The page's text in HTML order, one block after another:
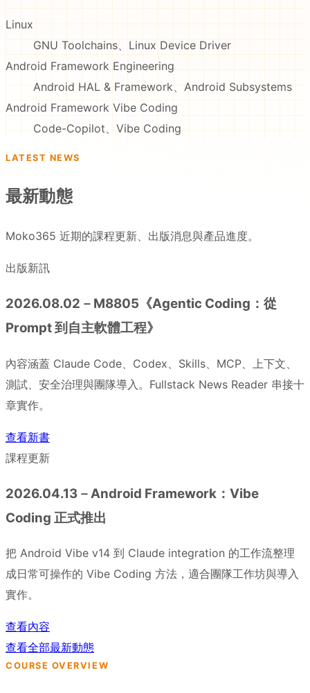
Linux
GNU Toolchains、Linux Device Driver
Android Framework Engineering
Android HAL & Framework、Android Subsystems
Android Framework Vibe Coding
Code-Copilot、Vibe Coding
LATEST NEWS
最新動態
Moko365 近期的課程更新、出版消息與產品進度。
出版新訊
2026.08.02－M8805《Agentic Coding：從
Prompt 到自主軟體工程》
內容涵蓋 Claude Code、Codex、Skills、MCP、上下文、
測試、安全治理與團隊導入。Fullstack News Reader 串接十
章實作。
查看新書
課程更新
2026.04.13－Android Framework：Vibe
Coding 正式推出
把 Android Vibe v14 到 Claude integration 的工作流整理
成日常可操作的 Vibe Coding 方法，適合團隊工作坊與導入
實作。
查看內容
查看全部最新動態
COURSE OVERVIEW